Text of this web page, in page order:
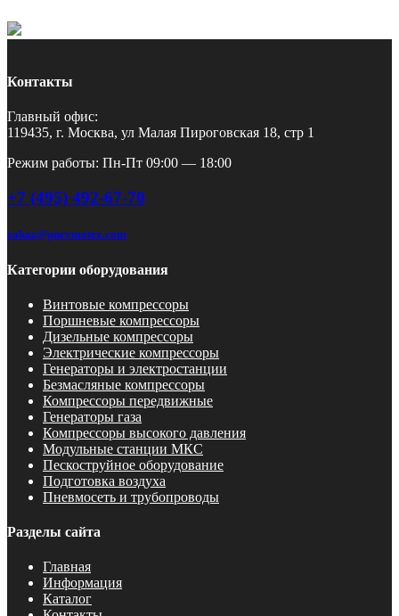
Контакты
Главный офис:
119435, г. Москва, ул Малая Пироговская 18, стр 1
Режим работы: Пн-Пт 09:00 — 18:00
+7 (495) 492-67-70
zakaz@pnevmotex.com
Категории оборудования
Винтовые компрессоры
Поршневые компрессоры
Дизельные компрессоры
Электрические компрессоры
Генераторы и электростанции
Безмасляные компрессоры
Компрессоры передвижные
Генераторы газа
Компрессоры высокого давления
Модульные станции МКС
Пескоструйное оборудование
Подготовка воздуха
Пневмосеть и трубопроводы
Разделы сайта
Главная
Информация
Каталог